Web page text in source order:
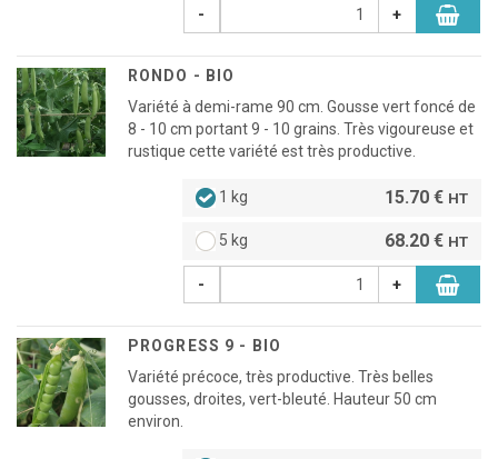
- +
RONDO - BIO
Variété à demi-rame 90 cm. Gousse vert foncé de
8 - 10 cm portant 9 - 10 grains. Très vigoureuse et
rustique cette variété est très productive.
1 kg 15.70 € HT
5 kg 68.20 € HT
- +
PROGRESS 9 - BIO
Variété précoce, très productive. Très belles
gousses, droites, vert-bleuté. Hauteur 50 cm
environ.